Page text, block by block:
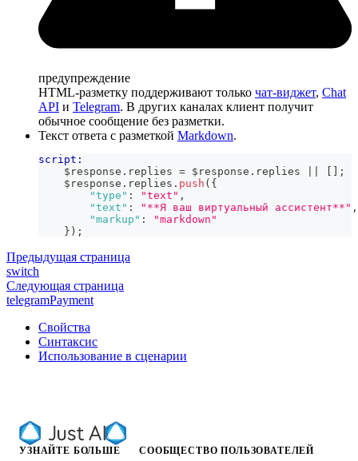
предупреждение
HTML-разметку поддерживают только чат-виджет, Chat
API и Telegram. В других каналах клиент получит
обычное сообщение без разметки.
Текст ответа с разметкой Markdown.
script:
    $response
. replies = $response . replies
;
    $response
. replies . push ( {
"type" : "text" ,
"text" : "**Я ваш виртуальный ассистент**" ,
"markup" :
"markdown"
} ) ;
Предыдущая страница
switch
Следующая страница
telegramPayment
Свойства
Синтаксис
Использование в сценарии
УЗНАЙТЕ БОЛЬШЕ СООБЩЕСТВО ПОЛЬЗОВАТЕЛЕЙ